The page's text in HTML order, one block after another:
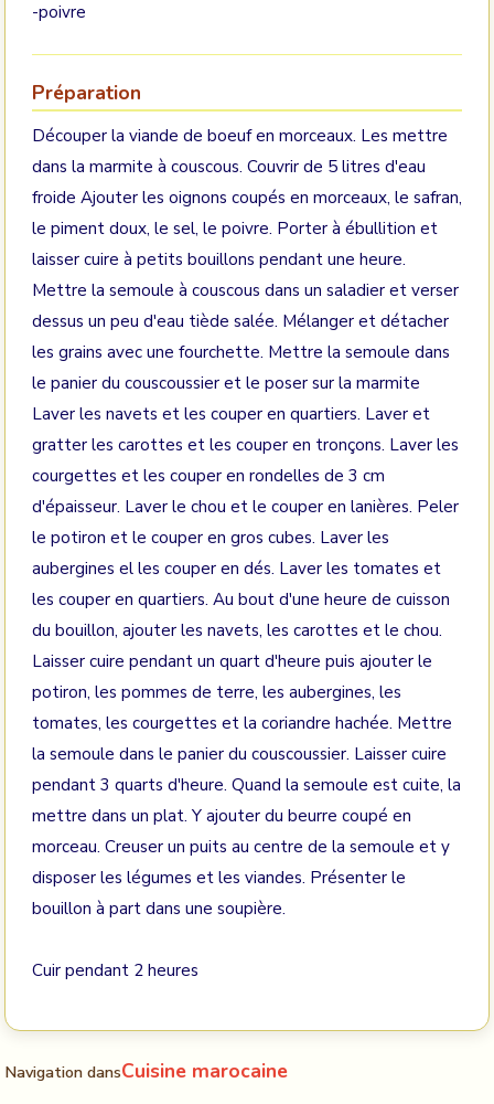
-poivre
Préparation
Découper la viande de boeuf en morceaux. Les mettre
dans la marmite à couscous. Couvrir de 5 litres d'eau
froide Ajouter les oignons coupés en morceaux, le safran,
le piment doux, le sel, le poivre. Porter à ébullition et
laisser cuire à petits bouillons pendant une heure.
Mettre la semoule à couscous dans un saladier et verser
dessus un peu d'eau tiède salée. Mélanger et détacher
les grains avec une fourchette. Mettre la semoule dans
le panier du couscoussier et le poser sur la marmite
Laver les navets et les couper en quartiers. Laver et
gratter les carottes et les couper en tronçons. Laver les
courgettes et les couper en rondelles de 3 cm
d'épaisseur. Laver le chou et le couper en lanières. Peler
le potiron et le couper en gros cubes. Laver les
aubergines el les couper en dés. Laver les tomates et
les couper en quartiers. Au bout d'une heure de cuisson
du bouillon, ajouter les navets, les carottes et le chou.
Laisser cuire pendant un quart d'heure puis ajouter le
potiron, les pommes de terre, les aubergines, les
tomates, les courgettes et la coriandre hachée. Mettre
la semoule dans le panier du couscoussier. Laisser cuire
pendant 3 quarts d'heure. Quand la semoule est cuite, la
mettre dans un plat. Y ajouter du beurre coupé en
morceau. Creuser un puits au centre de la semoule et y
disposer les légumes et les viandes. Présenter le
bouillon à part dans une soupière.
Cuir pendant 2 heures
Navigation dansCuisine marocaine